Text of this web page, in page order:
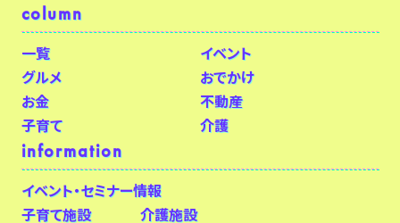
column
一覧
イベント
グルメ
おでかけ
お金
不動産
子育て
介護
information
イベント・セミナー情報
子育て施設
介護施設